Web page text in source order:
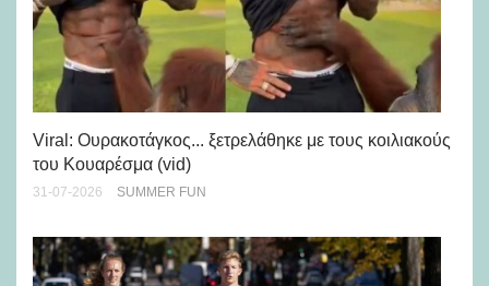
Viral: Ουρακοτάγκος... ξετρελάθηκε με τους κοιλιακούς
του Κουαρέσμα (vid)
31-07-2026 SUMMER FUN